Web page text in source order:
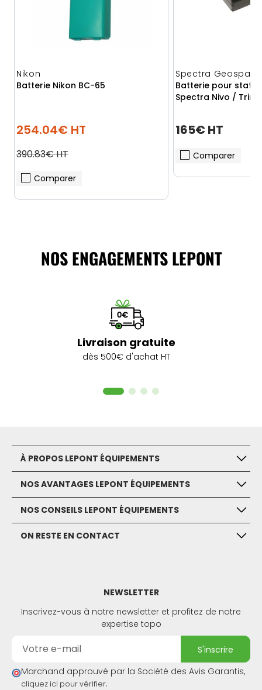
Nikon
Batterie Nikon BC-65
254.04€ HT
390.83€ HT
Comparer
Spectra
Batterie pour
Spectra Nivo /
165€ HT
Comparer
NOS ENGAGEMENTS LEPONT
Livraison gratuite
dès 500€ d'achat HT
À PROPOS LEPONT ÉQUIPEMENTS
NOS AVANTAGES LEPONT ÉQUIPEMENTS
NOS CONSEILS LEPONT ÉQUIPEMENTS
ON RESTE EN CONTACT
NEWSLETTER
Inscrivez-vous à notre newsletter et profitez de notre
expertise topo
s'inscrire
Marchand approuvé par la Société des Avis Garantis,
cliquez ici pour vérifier.